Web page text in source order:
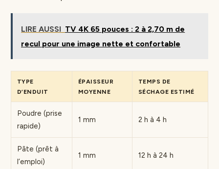
LIRE AUSSI TV 4K 65 pouces : 2 à 2,70 m de
recul pour une image nette et confortable
TYPE
D’ENDUIT
ÉPAISSEUR
MOYENNE
TEMPS DE
SÉCHAGE ESTIMÉ
Poudre (prise
rapide)
1 mm 2 h à 4 h
Pâte (prêt à
l’emploi)
1 mm 12 h à 24 h